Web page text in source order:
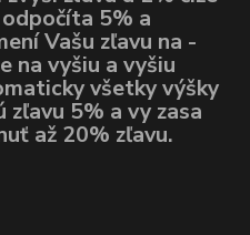
5% a
Vašu zľavu na -
na vyšiu a vyšiu
všetky výšky
zľavu 5% a vy zasa
až 20% zľavu.